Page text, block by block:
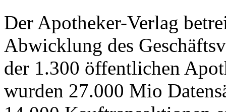
Der Apotheker-Verlag
Abwicklung des
der 1.300 öffentlichen
wurden 27.000 Mio